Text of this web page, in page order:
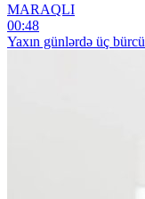
MARAQLI
00:48
Yaxın günlərdə üç